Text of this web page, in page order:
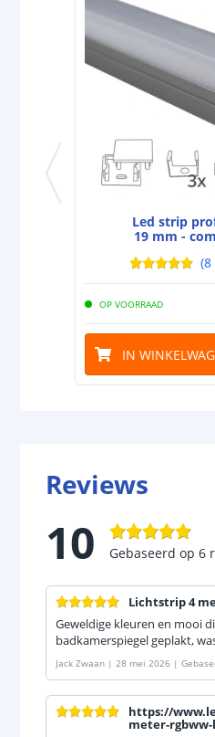
Led strip
19 mm -
(8
OP VOORRAAD
IN
Reviews
10 Gebaseerd op 6
Lichtstrip 4
Geweldige kleuren en mooi
badkamerspiegel geplakt,
Jack Zwaan | 28 mei 2026 |
https://
meter-rgbww-